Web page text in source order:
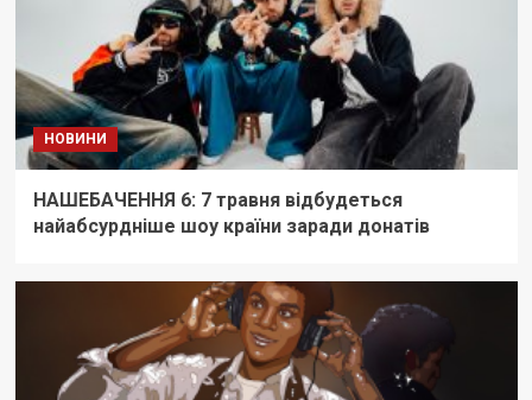
НОВИНИ
НАШЕБАЧЕННЯ 6: 7 травня відбудеться
найабсурдніше шоу країни заради донатів